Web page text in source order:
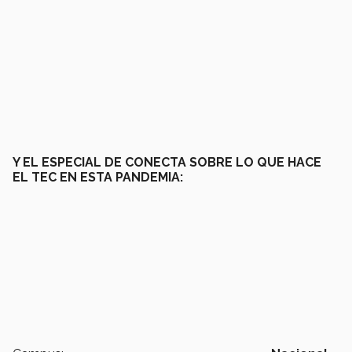
Y EL ESPECIAL DE CONECTA SOBRE LO QUE HACE
EL TEC EN ESTA PANDEMIA: